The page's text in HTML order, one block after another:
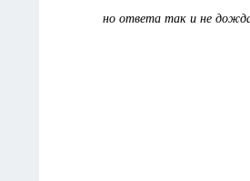
но ответа так и не